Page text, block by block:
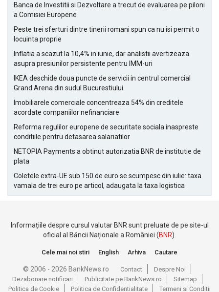
Banca de Investitii si Dezvoltare a trecut de evaluarea pe piloni
a Comisiei Europene
Peste trei sferturi dintre tinerii romani spun ca nu isi permit o
locuinta proprie
Inflatia a scazut la 10,4% in iunie, dar analistii avertizeaza
asupra presiunilor persistente pentru IMM-uri
IKEA deschide doua puncte de servicii in centrul comercial
Grand Arena din sudul Bucurestiului
Imobiliarele comerciale concentreaza 54% din creditele
acordate companiilor nefinanciare
Reforma regulilor europene de securitate sociala inaspreste
conditiile pentru detasarea salariatilor
NETOPIA Payments a obtinut autorizatia BNR de institutie de
plata
Coletele extra-UE sub 150 de euro se scumpesc din iulie: taxa
vamala de trei euro pe articol, adaugata la taxa logistica
Informațiile despre cursul valutar BNR sunt preluate de pe site-ul
oficial al Băncii Naționale a României (BNR).
Cele mai noi stiri English Arhiva Cautare
© 2006 - 2026 BankNews.ro Contact
Despre Noi
Dezabonare notificari
Publicitate pe BankNews.ro
Sitemap
Politica de Cookie
Politica de Confidentialitate Termeni si Conditii